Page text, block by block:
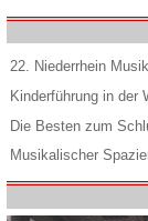
22. Niederrhein
Kinderführung in der
Die Besten zum
Musikalischer